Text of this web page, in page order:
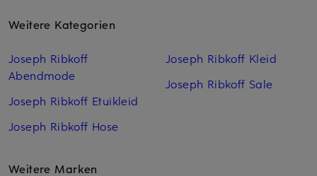
Weitere Kategorien
Joseph Ribkoff
Abendmode
Joseph Ribkoff Etuikleid
Joseph Ribkoff Hose
Joseph Ribkoff Kleid
Joseph Ribkoff Sale
Weitere Marken